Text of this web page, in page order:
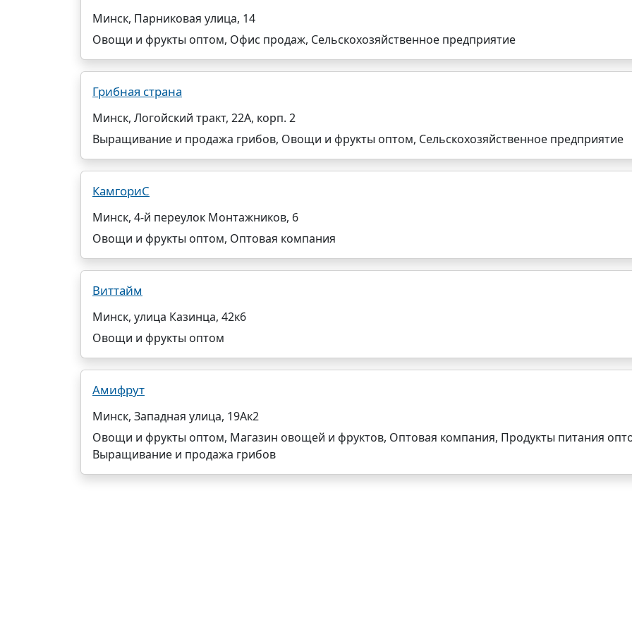
Минск, Парниковая улица, 14
Овощи и фрукты оптом, Офис продаж, Сельскохозяйственное предприятие
Грибная страна
Минск, Логойский тракт, 22А, корп. 2
Выращивание и продажа грибов, Овощи и фрукты оптом, Сельскохозяйственное предприятие
КамгориС
Минск, 4-й переулок Монтажников, 6
Овощи и фрукты оптом, Оптовая компания
Виттайм
Минск, улица Казинца, 42к6
Овощи и фрукты оптом
Амифрут
Минск, Западная улица, 19Ак2
Овощи и фрукты оптом, Магазин овощей и фруктов, Оптовая компания, Продукты питания
Выращивание и продажа грибов